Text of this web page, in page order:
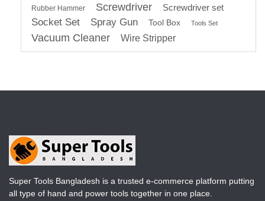
Rubber Hammer Screwdriver Screwdriver set
Socket Set Spray Gun Tool Box Tools Set
Vacuum Cleaner Wire Stripper
Super Tools Bangladesh is a trusted e-commerce platform putting
all type of hand and power tools together in one place.